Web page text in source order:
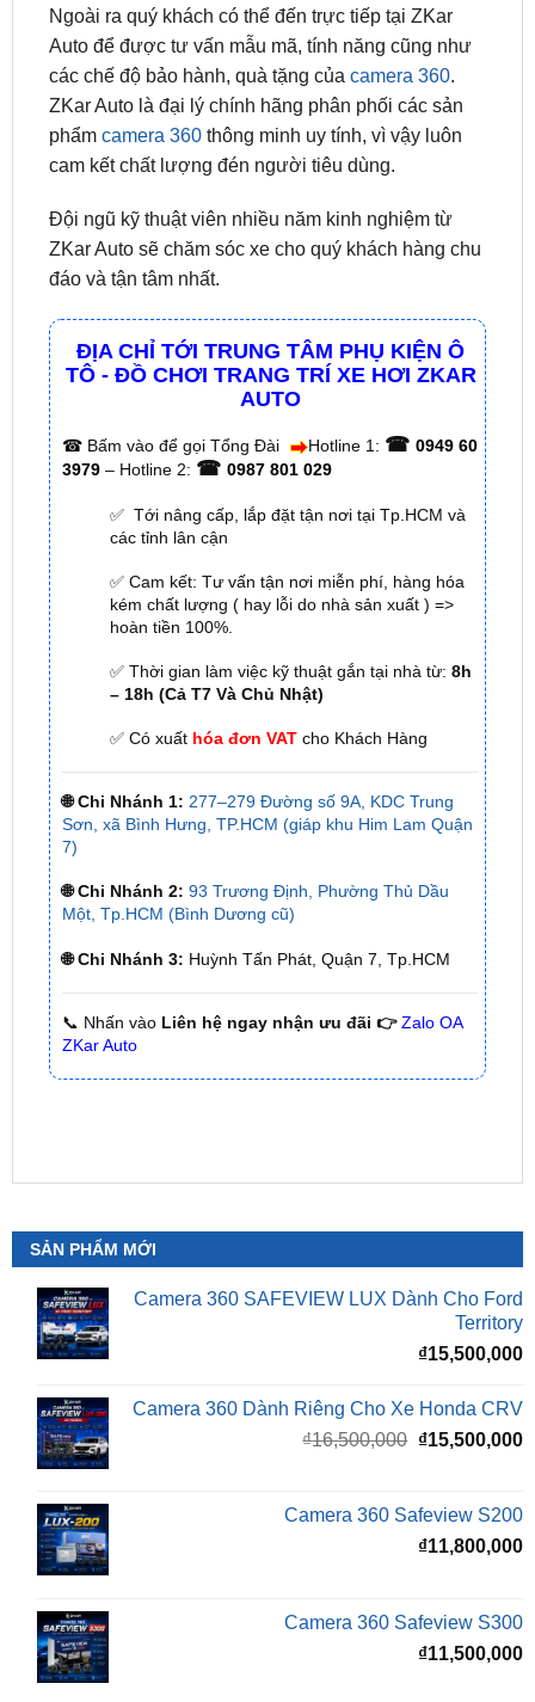
các chế độ bảo hành, quà tặng của camera 360.
ZKar Auto là đại lý chính hãng phân phối các sản
phẩmcamera 360thông minh uy tính, vì vậy luôn
cam kết chất lượng đén người tiêu dùng.
Đội ngũ kỹ thuật viên nhiều năm kinh nghiệm từ
đáo và tận tâm nhất.
ĐỊA CHỈ TỚI TRUNG TÂM PHỤ KIỆN Ô
TÔ - ĐỒ CHƠI TRANG TRÍ XE HƠI ZKAR
☎Bấm vào để gọi Tổng Đài Hotline 1:☎ 0949 60
0987 801 029
✅ Tới nâng cấp, lắp đặt tận nơi tại Tp.HCM và
các tỉnh lân cận
✅ Cam kết: Tư vấn tận nơi miễn phí, hàng hóa
kém chất lượng ( hay lỗi do nhà sản xuất ) =>
✅ Thời gian làm việc kỹ thuật gắn tại nhà từ:8h
– 18h (Cả T7 Và Chủ Nhật)
✅ Có xuấthóa đơn VATcho Khách Hàng
🌐 Chi Nhánh 1: 277–279 Đường số 9A, KDC Trung
🌐 Chi Nhánh 2: 93 Trương Định, Phường Thủ Dầu
Một, Tp.HCM (Bình Dương cũ)
🌐 Chi Nhánh 3: Huỳnh Tấn Phát, Quận 7, Tp.HCM
📞 Nhấn vàoLiên hệ ngay nhận ưu đãi 👉 Zalo OA
SẢN PHẨM MỚI
Camera 360 SAFEVIEW LUX Dành Cho Ford
₫15,500,000
Camera 360 Dành Riêng Cho Xe Honda CRV
gốc
₫16,500,000.
Camera 360 Safeview S200
Camera 360 Safeview S300
Camera 360 SAFEVIEW S500